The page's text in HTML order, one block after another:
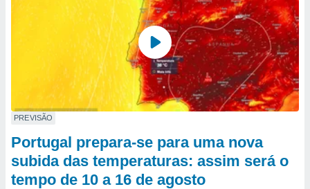
PREVISÃO
Portugal prepara-se para uma nova
subida das temperaturas: assim será o
tempo de 10 a 16 de agosto